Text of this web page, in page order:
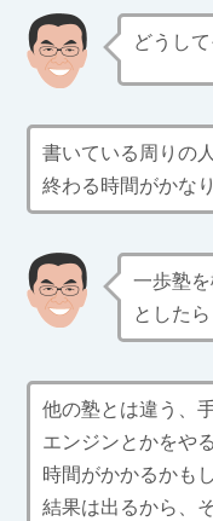
どうし
書いている周りの
終わる時間がかな
一歩塾
としたら
他の塾とは違う、
エンジンとかをや
時間がかかるかも
結果は出るから、